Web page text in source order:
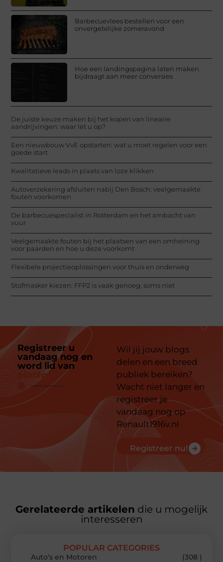
Barbecuevlees bestellen voor een
onvergetelijke zomeravond
Hoe een landingspagina laten maken
bijdraagt aan meer conversies
De juiste keuze maken bij het kopen van lineaire
aandrijvingen: waar let u op?
Een nieuwbouw VvE opstarten: wat u moet regelen voor een
goede start
Kwalitatieve leads in plaats van loze klikken
Autoverzekering afsluiten nabij Den Bosch: veelgemaakte
fouten voorkomen
De barbecuespecialist in Rotterdam en het ambacht van
vuur
Veelgemaakte fouten bij het plaatsen van een omheining
voor paarden en hoe u deze voorkomt
Flexibele projectieoplossingen voor thuis en onderweg
Stofmasker kiezen: FFP2 is vaak genoeg, soms niet
Registreer u
vandaag nog en
word lid van
platform
Wil jij jouw blogs
delen en een breed
publiek bereiken?
Wacht niet langer en
registreer je
vandaag nog op
Renault1916v.nl
Registreer nu!
Gerelateerde artikelen die u mogelijk
interesseren
POPULAR CATEGORIES
Auto’s en Motoren
(308 )